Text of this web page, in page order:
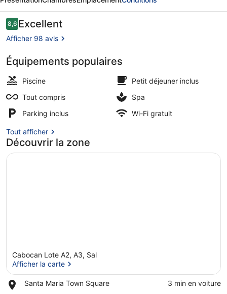
Cabo
Verde
Adults
Only
All
Inclusive
2 piscines extérieures, parasols
Avis
voyageurs
8,68,6 sur 10
Excellent
Afficher 98 avis
Équipements populaires
Piscine
Petit déjeuner inclus
Tout compris
Spa
Parking inclus
Wi-Fi gratuit
Tout afficher
Découvrir la zone
Cabocan Lote A2, A3, Sal
Afficher la carte
Santa Maria Town Square
Place,
‪3 min en voiture‬